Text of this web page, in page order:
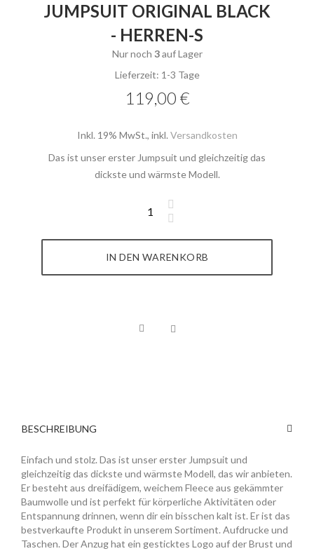
JUMPSUIT ORIGINAL BLACK
- HERREN-S
Nur noch 3auf Lager
Lieferzeit: 1-3 Tage
119,00 €
Inkl. 19% MwSt., inkl. Versandkosten
Das ist unser erster Jumpsuit und gleichzeitig das
dickste und wärmste Modell.
IN DEN WARENKORB
BESCHREIBUNG
Einfach und stolz. Das ist unser erster Jumpsuit und
gleichzeitig das dickste und wärmste Modell, das wir anbieten.
Er besteht aus dreifädigem, weichem Fleece aus gekämmter
Baumwolle und ist perfekt für körperliche Aktivitäten oder
Entspannung drinnen, wenn dir ein bisschen kalt ist. Er ist das
bestverkaufte Produkt in unserem Sortiment. Aufdrucke und
Taschen. Der Anzug hat ein gesticktes Logo auf der Brust und